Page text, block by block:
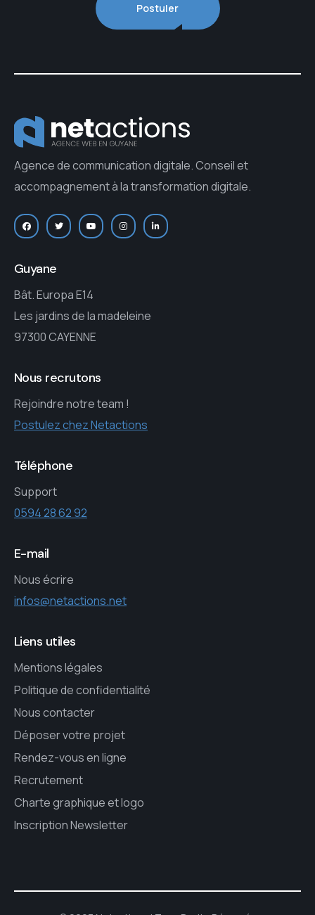
Postuler
Agence de communication digitale. Conseil et
accompagnement à la transformation digitale.
Guyane
Bât. Europa E14
Les jardins de la madeleine
97300 CAYENNE
Nous recrutons
Rejoindre notre team !
Postulez chez Netactions
Téléphone
Support
0594 28 62 92
E-mail
Nous écrire
infos@netactions.net
Liens utiles
Mentions légales
Politique de confidentialité
Nous contacter
Déposer votre projet
Rendez-vous en ligne
Recrutement
Charte graphique et logo
Inscription Newsletter